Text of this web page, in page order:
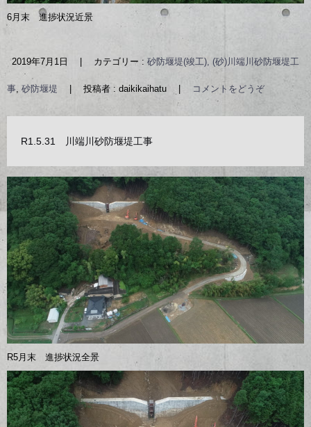
6月末 進捗状況近景
2019年7月1日 カテゴリー : 砂防堰堤(竣工), (砂)川端川砂防堰堤工
事 砂防堰堤 投稿者 : daikikaihatu コメントをどうぞ
R1.5.31 川端川砂防堰堤工事
R5月末 進捗状況全景